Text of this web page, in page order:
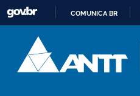
COMUNICA BR